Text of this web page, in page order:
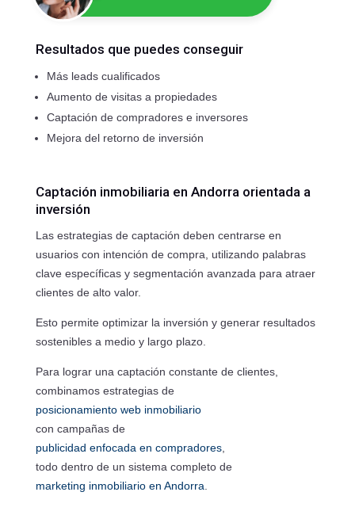
Resultados que puedes conseguir
Más leads cualificados
Aumento de visitas a propiedades
Captación de compradores e inversores
Mejora del retorno de inversión
Captación inmobiliaria en Andorra orientada a
inversión
Las estrategias de captación deben centrarse en
usuarios con intención de compra, utilizando palabras
clave específicas y segmentación avanzada para atraer
clientes de alto valor.
Esto permite optimizar la inversión y generar resultados
sostenibles a medio y largo plazo.
Para lograr una captación constante de clientes,
combinamos estrategias de
posicionamiento web inmobiliario
con campañas de
publicidad enfocada en compradores,
todo dentro de un sistema completo de
marketing inmobiliario en Andorra